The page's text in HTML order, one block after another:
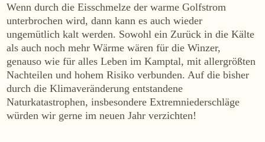
Grapester Ingwer
KAUFEN
Online-Shop
Ab Hof
Bezugsquellen
Wenn durch die Eisschmelze der warme Golfstrom
unterbrochen wird, dann kann es auch wieder
ungemütlich kalt werden. Sowohl ein Zurück in die Kälte
als auch noch mehr Wärme wären für die Winzer,
genauso wie für alles Leben im Kamptal, mit allergrößten
Nachteilen und hohem Risiko verbunden. Auf die bisher
durch die Klimaveränderung entstandene
Naturkatastrophen, insbesondere Extremniederschläge
würden wir gerne im neuen Jahr verzichten!